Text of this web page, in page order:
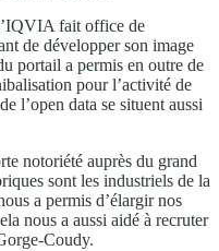
fait office de
de développer son image
portail a permis en outre de
pour l’activité de
l’open data se situent aussi
notoriété auprès du grand
sont les industriels de la
a permis d’élargir nos
nous a aussi aidé à recruter
Coudy.